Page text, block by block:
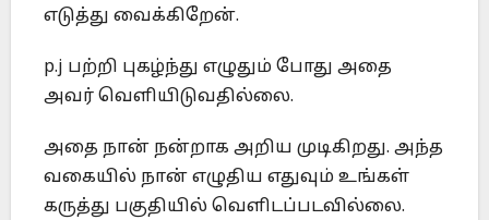
எடுத்து வைக்கிறேன்.
p.j பற்றி புகழ்ந்து எழுதும் போது அதை
அவர் வெளியிடுவதில்லை.
அதை நான் நன்றாக அறிய முடிகிறது. அந்த
வகையில் நான் எழுதிய எதுவும் உங்கள்
கருத்து பகுதியில் வெளிடப்படவில்லை.